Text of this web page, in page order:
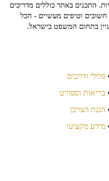
התכנים באתר כוללים מדריכים
חשובים וטיפים מעשיים - הכל
בתחום המשפט בישראל.
פלילי ודרכים
בריאות וספורט
הגנת הצרכן
מידע מקצועי